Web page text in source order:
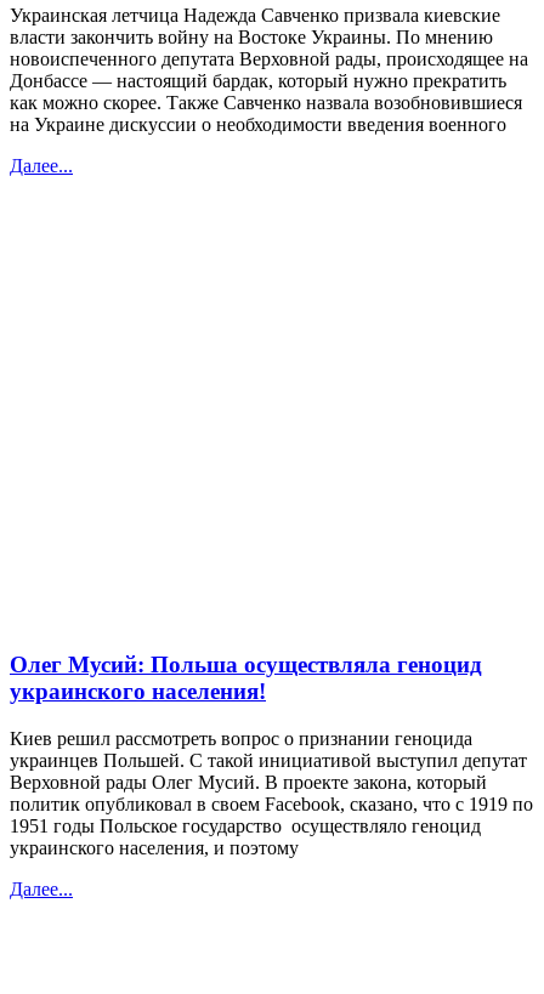
Украинская летчица Надежда Савченко призвала киевские
власти закончить войну на Востоке Украины. По мнению
новоиспеченного депутата Верховной рады, происходящее на
Донбассе — настоящий бардак, который нужно прекратить
как можно скорее. Также Савченко назвала возобновившиеся
на Украине дискуссии о необходимости введения военного
Далее...
Олег Мусий: Польша осуществляла геноцид
украинского населения!
Киев решил рассмотреть вопрос о признании геноцида
украинцев Польшей. С такой инициативой выступил депутат
Верховной рады Олег Мусий. В проекте закона, который
политик опубликовал в своем Facebook, сказано, что с 1919 по
1951 годы Польское государство осуществляло геноцид
украинского населения, и поэтому
Далее...